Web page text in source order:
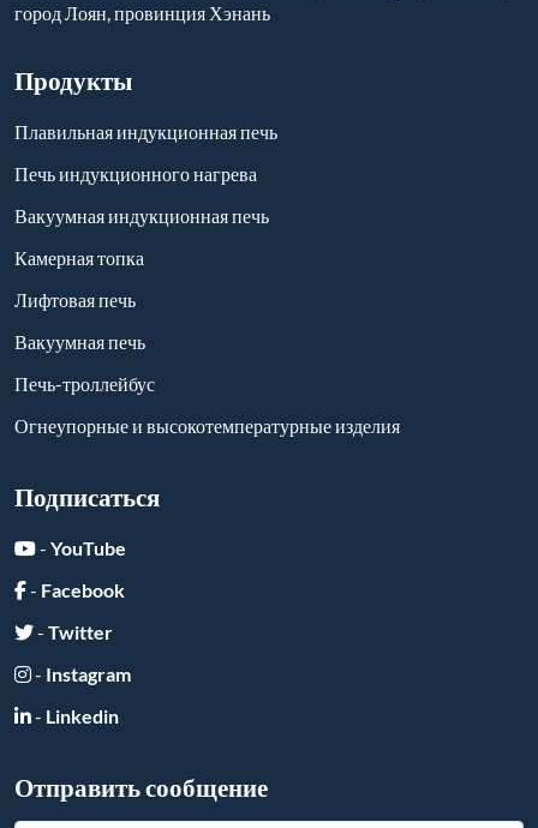
город Лоян, провинция Хэнань
Продукты
Плавильная индукционная печь
Печь индукционного нагрева
Вакуумная индукционная печь
Камерная топка
Лифтовая печь
Вакуумная печь
Печь-троллейбус
Огнеупорные и высокотемпературные изделия
Подписаться
- YouTube
- Facebook
- Twitter
- Instagram
- Linkedin
Отправить сообщение